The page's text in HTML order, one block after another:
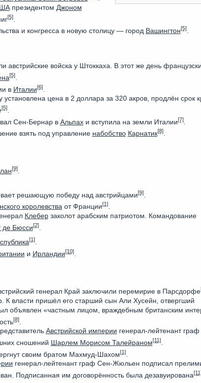
президентом Джоном
[5].
и конгресса в новую столицу — город Вашингтон[5].
австрийские войска у Штоккаха. В этот же день
[5].
в Италии[6].
цена в 2 доллара за 320 акров, продлён срок
[5].
Сен-Бернар в Альпахи вступила на земли Италии[7].
взять под управление набобство Карнатик[8].
[9].
решающую победу над австрийцами[9].
королевства от Франции[1].
Клеберзаколот арабским патриотом. Командование
Бюсси[2].
[1].
и Ирландии[10].
генерал Край заключили перемирие в Парсдорфе
К власти пришёл его старший сын Али Хусейн, отвергший
объявлен «частным лицом, враждебным британским
[8].
Австрийской империи генерал-лейтенант
сношений Шарлем Морисом Талейраном[11].
своим братом Махмуд-Шахом[1].
генерал-лейтенант граф Сен-Жюльен подписал
Подписанная им договорённость была дезавуирована